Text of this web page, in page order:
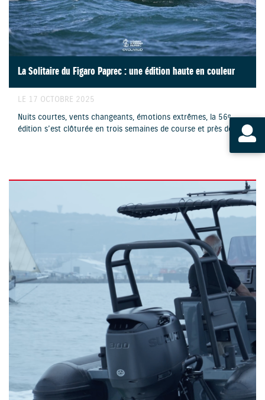
La Solitaire du Figaro Paprec : une édition haute en couleur
LE 17 OCTOBRE 2025
Nuits courtes, vents changeants, émotions extrêmes, la 56ᵉ
édition s’est clôturée en trois semaines de course et près de...